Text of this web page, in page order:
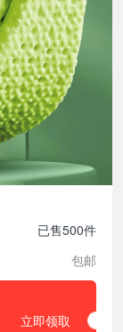
已售500件
包邮
立即领取